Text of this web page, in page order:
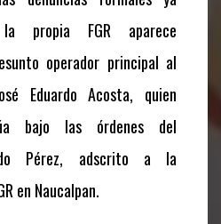
propia FGR aparece
operador principal al
Eduardo Acosta, quien
bajo las órdenes del
Pérez, adscrito a la
en Naucalpan.